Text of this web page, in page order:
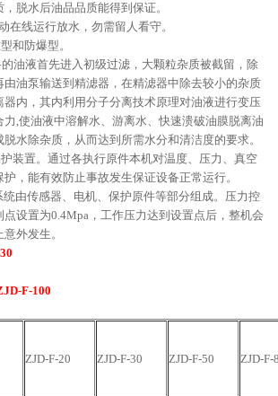
脱水后油品品质能得到保证。
线运行放水，勿需留人看守。
和防爆型。
油液首先进入初级过滤，大颗粒杂质被截留，除
由油泵输送到精滤器，在精滤器中除去较小的杂质
器内，其内利用分子分离技术原理对油液进行变压
,使油液中溶解水、游离水、快速溃破油膜脱离油
水除杂质，从而达到所需水分和清洁度的要求。
置。通过各执行原件本机对温度、压力、真空
，能有效防止事故发生保证设备正常运行。
由传感器、电机、保护原件等部分组成。压力控
设置为0.4Mpa，工作压力达到设置点后，整机会
外发生。
F-100
ZJD-F-20 ZJD-F-30 ZJD-F-50 ZJD-F-